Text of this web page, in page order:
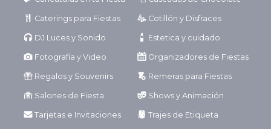
Caterings para Fiestas Cotillón y Disfraces
DJ Luces y Sonido Estetica y cuidado
Fotografía y Video Organizadores de Fiestas
Regalos y Souvenirs Remeras para Fiestas
Salones de Fiesta Shows y Animación
Tarjetas e Invitaciones Trajes de Etiqueta